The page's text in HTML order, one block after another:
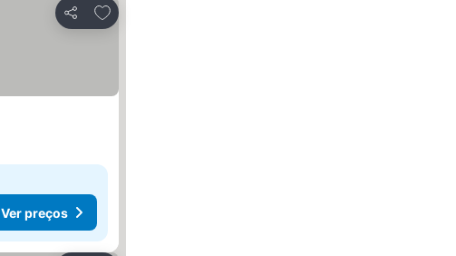
Partilhar
Adicionar aos favoritos
Ver preços